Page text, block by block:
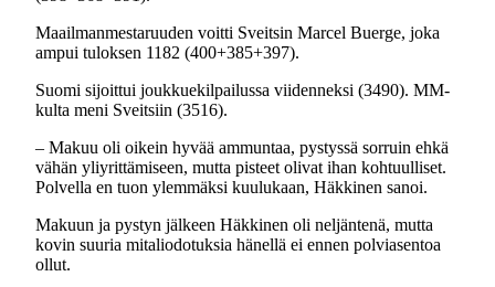
Maailmanmestaruuden voitti Sveitsin Marcel Buerge, joka
ampui tuloksen 1182 (400+385+397).
Suomi sijoittui joukkuekilpailussa viidenneksi (3490). MM-
kulta meni Sveitsiin (3516).
‒ Makuu oli oikein hyvää ammuntaa, pystyssä sorruin ehkä
vähän yliyrittämiseen, mutta pisteet olivat ihan kohtuulliset.
Polvella en tuon ylemmäksi kuulukaan, Häkkinen sanoi.
Makuun ja pystyn jälkeen Häkkinen oli neljäntenä, mutta
kovin suuria mitaliodotuksia hänellä ei ennen polviasentoa
ollut.